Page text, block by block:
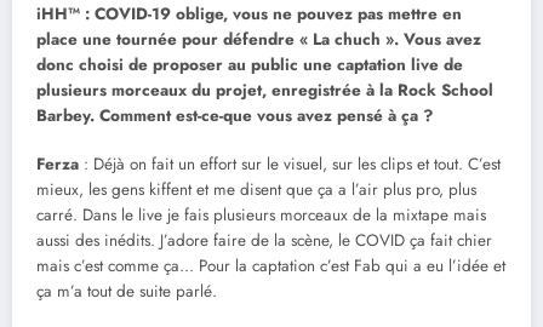
iHH™ : COVID-19 oblige, vous ne pouvez pas mettre en
place une tournée pour défendre « La chuch ». Vous avez
donc choisi de proposer au public une captation live de
plusieurs morceaux du projet, enregistrée à la Rock School
Barbey. Comment est-ce-que vous avez pensé à ça ?
Ferza : Déjà on fait un effort sur le visuel, sur les clips et tout. C’est
mieux, les gens kiffent et me disent que ça a l’air plus pro, plus
carré. Dans le live je fais plusieurs morceaux de la mixtape mais
aussi des inédits. J’adore faire de la scène, le COVID ça fait chier
mais c’est comme ça… Pour la captation c’est Fab qui a eu l’idée et
ça m’a tout de suite parlé.